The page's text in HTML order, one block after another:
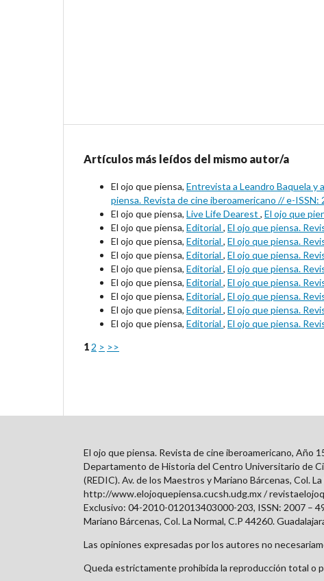
Artículos más leídos del mismo autor/a
El ojo que piensa, Entrevista a Leandro Baquela y
piensa. Revista de cine iberoamericano // e-ISSN:
El ojo que piensa, Live Life Dearest , El ojo que
El ojo que piensa, Editorial , El ojo que piensa.
El ojo que piensa, Editorial , El ojo que piensa.
El ojo que piensa, Editorial , El ojo que piensa.
El ojo que piensa, Editorial , El ojo que piensa.
El ojo que piensa, Editorial , El ojo que piensa.
El ojo que piensa, Editorial , El ojo que piensa.
El ojo que piensa, Editorial , El ojo que piensa.
El ojo que piensa, Editorial , El ojo que piensa.
1 2 > >>
El ojo que piensa. Revista de cine iberoamericano, Año
Departamento de Historia del Centro Universitario de
(REDIC). Av. de los Maestros y Mariano Bárcenas, Col.
http://www.elojoquepiensa.cucsh.udg.mx /
Exclusivo: 04-2010-012013403000-203, ISSN: 2007 –
Mariano Bárcenas, Col. La Normal, C.P 44260.
Las opiniones expresadas por los autores no
Queda estrictamente prohibida la reproducción total o